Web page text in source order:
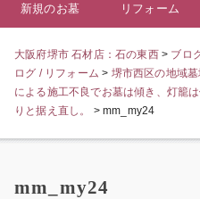
新規のお墓 リフォーム
大阪府堺市 石材店：石の東西> ブロ
ログ / リフォーム > 堺市西区の地域
による施工不良でお墓は傾き、灯籠
りと据え直し。
>mm_my24
mm_my24